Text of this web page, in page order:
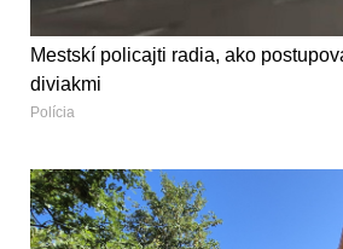
Mestskí policajti radia, ako
diviakmi
Polícia